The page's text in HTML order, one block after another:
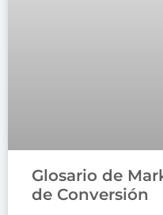
Glosario de
de Conversión